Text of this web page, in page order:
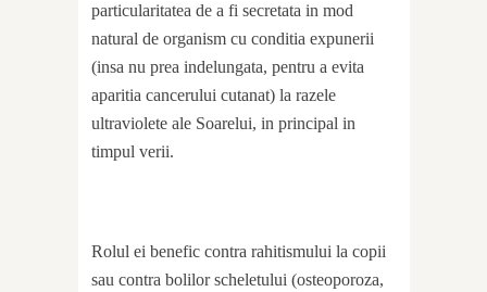
particularitatea de a fi secretata in mod
natural de organism cu conditia expunerii
(insa nu prea indelungata, pentru a evita
aparitia cancerului cutanat) la razele
ultraviolete ale Soarelui, in principal in
timpul verii.
Rolul ei benefic contra rahitismului la copii
sau contra bolilor scheletului (osteoporoza,